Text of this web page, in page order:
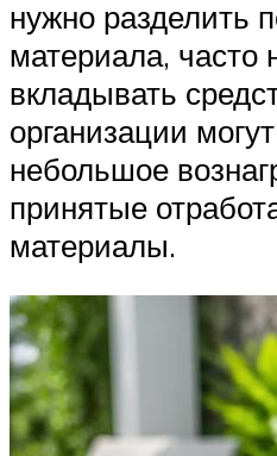
нужно разделить
материала, часто
вкладывать
организации
небольшое
принятые
материалы.